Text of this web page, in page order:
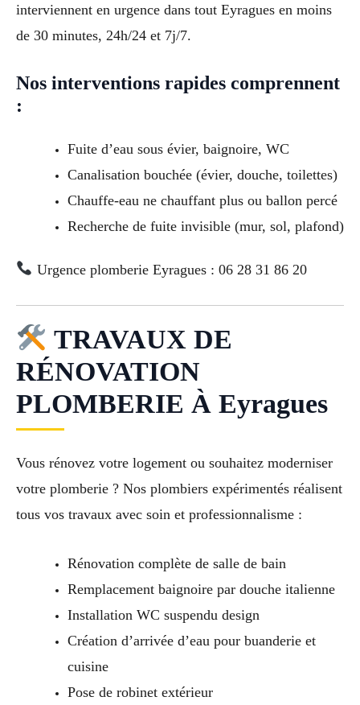
interviennent en urgence dans tout Eyragues en moins
de 30 minutes, 24h/24 et 7j/7.
Nos interventions rapides comprennent
:
Fuite d’eau sous évier, baignoire, WC
Canalisation bouchée (évier, douche, toilettes)
Chauffe-eau ne chauffant plus ou ballon percé
Recherche de fuite invisible (mur, sol, plafond)
Urgence plomberie Eyragues : 06 28 31 86 20
TRAVAUX DE
RÉNOVATION
PLOMBERIE À Eyragues
Vous rénovez votre logement ou souhaitez moderniser
votre plomberie ? Nos plombiers expérimentés réalisent
tous vos travaux avec soin et professionnalisme :
Rénovation complète de salle de bain
Remplacement baignoire par douche italienne
Installation WC suspendu design
Création d’arrivée d’eau pour buanderie et
cuisine
Pose de robinet extérieur